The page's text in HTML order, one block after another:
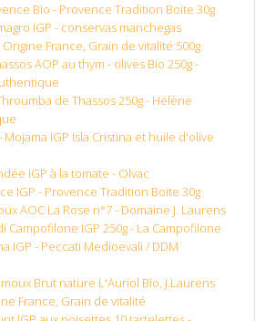
Bio - Provence Tradition Boite 30g
IGP - conservas manchegas
France, Grain de vitalité 500g
AOP au thym - olives Bio 250g -
de Thassos 250g - Hélène
IGP Isla Cristina et huile d'olive
IGP à la tomate - Olvac
IGP - Provence Tradition Boite 30g
AOC La Rose n°7 - Domaine J. Laurens
Campofilone IGP 250g - La Campofilone
IGP - Peccati Medioevali / DDM
Brut nature L'Auriol Bio, J.Laurens
France, Grain de vitalité